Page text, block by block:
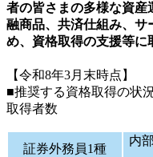
者の皆さまの多様な資産
融商品、共済仕組み、サ
め、資格取得の支援等に
【令和8年3月末時点】
■推奨する資格取得の
取得者数
証券外務員1種
内